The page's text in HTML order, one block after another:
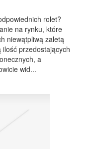
rolet?
na rynku, które
niewątpliwą zaletą
przedostających
a
wid...